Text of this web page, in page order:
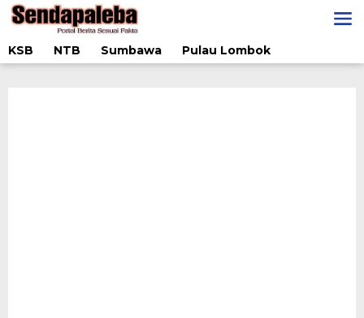
Lewati
ke
KSB
NTB Sumbawa Pulau Lombok